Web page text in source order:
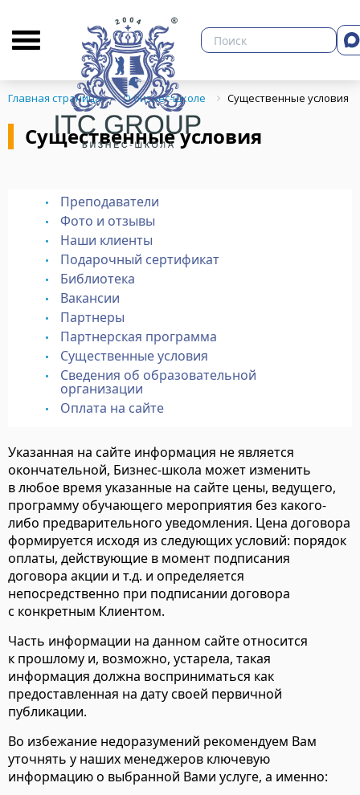
О бизнес-школе Библиотека
Главная страница О бизнес-школе Существенные условия
Существенные условия
Указанная на сайте информация не является
окончательной, Бизнес-школа может изменить
в любое время указанные на сайте цены, ведущего,
программу обучающего мероприятия без какого-
либо предварительного уведомления. Цена договора
формируется исходя из следующих условий: порядок
оплаты, действующие в момент подписания
договора акции и т.д. и определяется
непосредственно при подписании договора
с конкретным Клиентом.
Часть информации на данном сайте относится
к прошлому и, возможно, устарела, такая
информация должна восприниматься как
предоставленная на дату своей первичной
публикации.
Во избежание недоразумений рекомендуем Вам
уточнять у наших менеджеров ключевую
информацию о выбранной Вами услуге, а именно:
Преподаватели
Фото и отзывы
Наши клиенты
Подарочный сертификат
Библиотека
Вакансии
Партнеры
Партнерская программа
Существенные условия
Сведения об образовательной
организации
Оплата на сайте